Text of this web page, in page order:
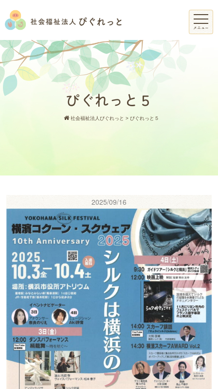
メニュー
ぴぐれっと５
社会福祉法人ぴぐれっと > ぴぐれっと５
2025/09/16